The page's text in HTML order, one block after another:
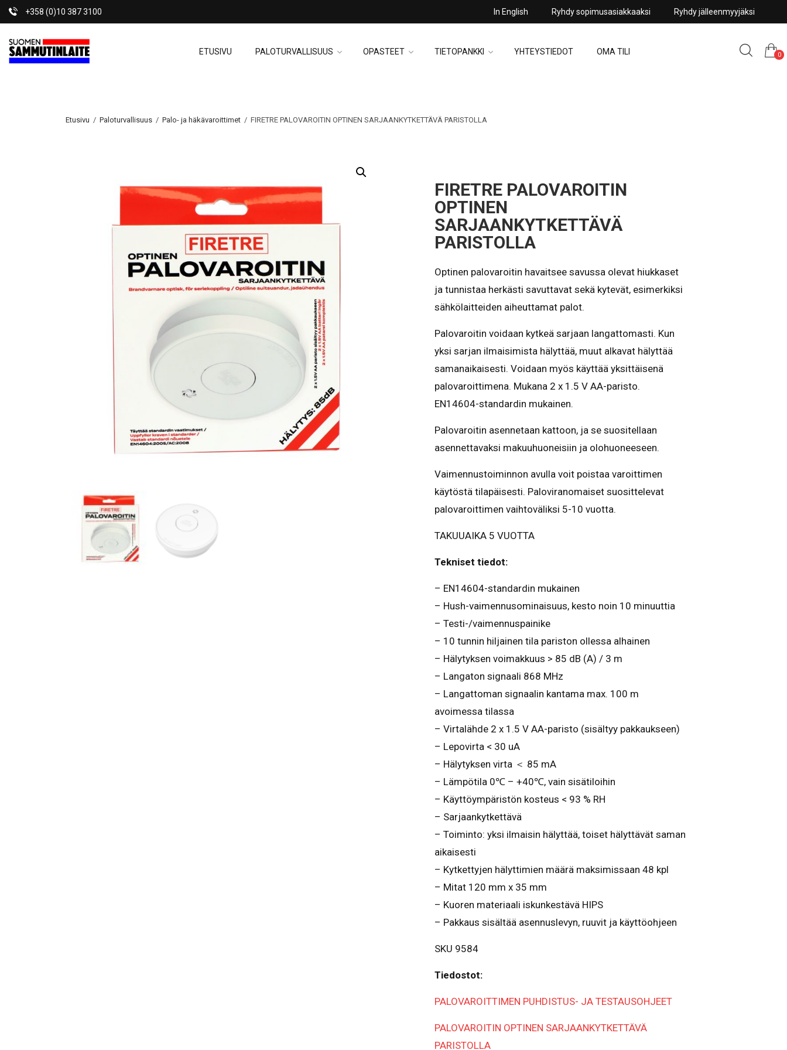
+358 (0)10 387 3100 In English Ryhdy sopimusasiakkaaksi Ryhdy jälleenmyyjäksi
ETUSIVU PALOTURVALLISUUS OPASTEET TIETOPANKKI YHTEYSTIEDOT OMA TILI 0
Etusivu / Paloturvallisuus / Palo- ja häkävaroittimet / FIRETRE PALOVAROITIN OPTINEN SARJAANKYTKETTÄVÄ PARISTOLLA
FIRETRE PALOVAROITIN
OPTINEN
SARJAANKYTKETTÄVÄ
PARISTOLLA
Optinen palovaroitin havaitsee savussa olevat hiukkaset
ja tunnistaa herkästi savuttavat sekä kytevät, esimerkiksi
sähkölaitteiden aiheuttamat palot.
Palovaroitin voidaan kytkeä sarjaan langattomasti. Kun
yksi sarjan ilmaisimista hälyttää, muut alkavat hälyttää
samanaikaisesti. Voidaan myös käyttää yksittäisenä
palovaroittimena. Mukana 2 x 1.5 V AA-paristo.
EN14604-standardin mukainen.
Palovaroitin asennetaan kattoon, ja se suositellaan
asennettavaksi makuuhuoneisiin ja olohuoneeseen.
Vaimennustoiminnon avulla voit poistaa varoittimen
käytöstä tilapäisesti. Paloviranomaiset suosittelevat
palovaroittimen vaihtoväliksi 5-10 vuotta.
TAKUUAIKA 5 VUOTTA
Tekniset tiedot:
– EN14604-standardin mukainen
– Hush-vaimennusominaisuus, kesto noin 10 minuuttia
– Testi-/vaimennuspainike
– 10 tunnin hiljainen tila pariston ollessa alhainen
– Hälytyksen voimakkuus > 85 dB (A) / 3 m
– Langaton signaali 868 MHz
– Langattoman signaalin kantama max. 100 m
avoimessa tilassa
– Virtalähde 2 x 1.5 V AA-paristo (sisältyy pakkaukseen)
– Lepovirta < 30 uA
– Hälytyksen virta ＜ 85 mA
– Lämpötila 0℃ – +40℃, vain sisätiloihin
– Käyttöympäristön kosteus < 93 % RH
– Sarjaankytkettävä
– Toiminto: yksi ilmaisin hälyttää, toiset hälyttävät saman
aikaisesti
– Kytkettyjen hälyttimien määrä maksimissaan 48 kpl
– Mitat 120 mm x 35 mm
– Kuoren materiaali iskunkestävä HIPS
– Pakkaus sisältää asennuslevyn, ruuvit ja käyttöohjeen
SKU 9584
Tiedostot:
PALOVAROITTIMEN PUHDISTUS- JA TESTAUSOHJEET
PALOVAROITIN OPTINEN SARJAANKYTKETTÄVÄ
PARISTOLLA